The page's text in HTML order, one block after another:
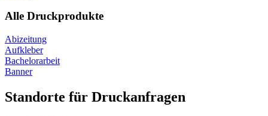
Alle Druckprodukte
Abizeitung
Aufkleber
Bachelorarbeit
Banner
Standorte für Druckanfragen